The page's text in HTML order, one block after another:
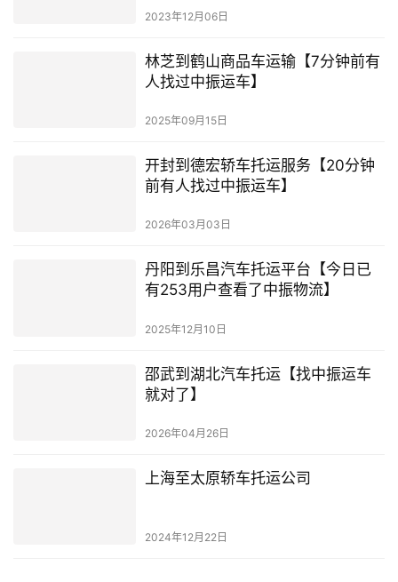
2023年12月06日
林芝到鹤山商品车运输【7分钟前有
人找过中振运车】
2025年09月15日
开封到德宏轿车托运服务【20分钟
前有人找过中振运车】
2026年03月03日
丹阳到乐昌汽车托运平台【今日已
有253用户查看了中振物流】
2025年12月10日
邵武到湖北汽车托运【找中振运车
就对了】
2026年04月26日
上海至太原轿车托运公司
2024年12月22日